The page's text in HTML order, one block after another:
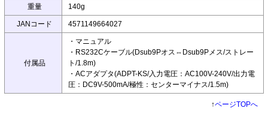
重量 140g
JANコード 4571149664027
付属品
・マニュアル
・RS232Cケーブル(Dsub9Pオス⇔Dsub9Pメス/ストレー
ト/1.8m)
・ACアダプタ(ADPT-KS/入力電圧：AC100V-240V/出力電
圧：DC9V-500mA/極性：センターマイナス/1.5m)
↑ページTOPへ